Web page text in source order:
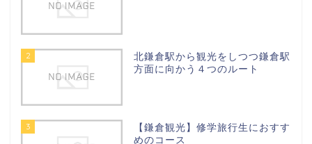
2
北鎌倉駅から観光をしつつ鎌倉駅
方面に向かう４つのルート
3
【鎌倉観光】修学旅行生におすす
めのコース